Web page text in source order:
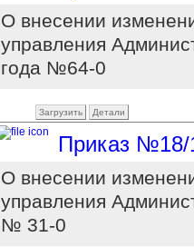
О внесении
управления
года №64-0
Загрузить Детали
Приказ №18/
О внесении
управления
№ 31-0